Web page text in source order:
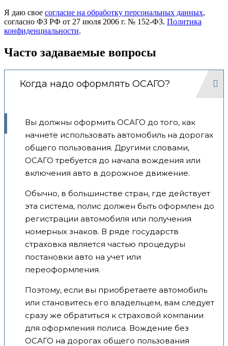
Я даю свое согласие на обработку персональных данных,
согласно ФЗ РФ от 27 июля 2006 г. № 152-ФЗ. Политика
конфиденциальности.
Часто задаваемые вопросы
Когда надо оформлять ОСАГО?
Вы должны оформить ОСАГО до того, как
начнете использовать автомобиль на дорогах
общего пользования. Другими словами,
ОСАГО требуется до начала вождения или
включения авто в дорожное движение.
Обычно, в большинстве стран, где действует
эта система, полис должен быть оформлен до
регистрации автомобиля или получения
номерных знаков. В ряде государств
страховка является частью процедуры
постановки авто на учет или
переоформления.
Поэтому, если вы приобретаете автомобиль
или становитесь его владельцем, вам следует
сразу же обратиться к страховой компании
для оформления полиса. Вождение без
ОСАГО на дорогах общего пользования